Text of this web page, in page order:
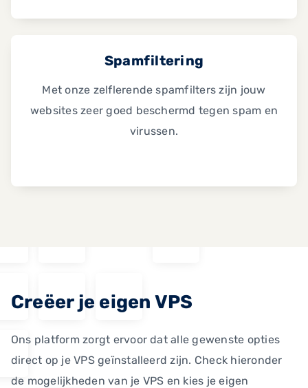
Spamfiltering
Met onze zelflerende spamfilters zijn jouw
websites zeer goed beschermd tegen spam en
virussen.
Creëer je eigen VPS
Ons platform zorgt ervoor dat alle gewenste opties
direct op je VPS geïnstalleerd zijn. Check hieronder
de mogelijkheden van je VPS en kies je eigen